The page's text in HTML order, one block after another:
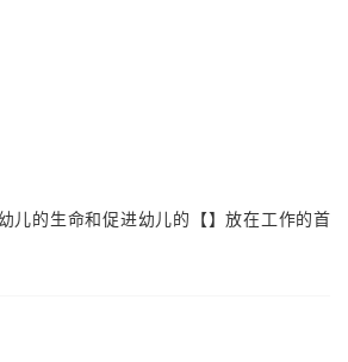
儿的生命和促进幼儿的【】放在工作的首